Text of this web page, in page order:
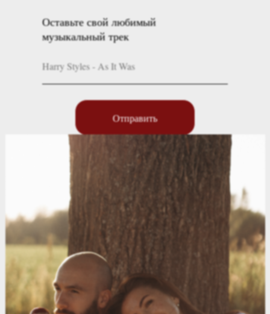
Оставьте свой любимый
музыкальный трек
Отправить